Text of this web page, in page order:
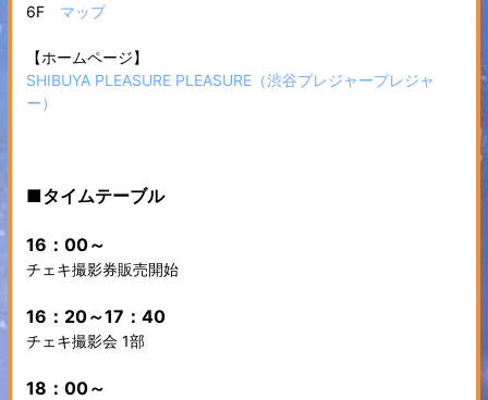
6F マップ
【ホームページ】
SHIBUYA PLEASURE PLEASURE（渋谷プレジャープレジャ
ー）
■タイムテーブル
16：00～
チェキ撮影券販売開始
16：20～17：40
チェキ撮影会 1部
18：00～